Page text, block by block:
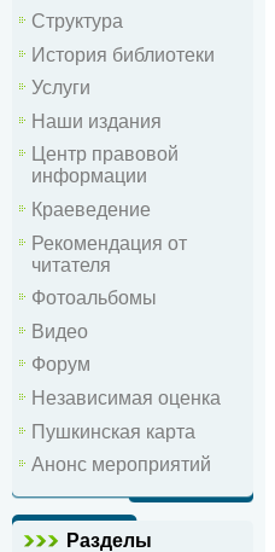
Структура
История библиотеки
Услуги
Наши издания
Центр правовой
информации
Краеведение
Рекомендация от
читателя
Фотоальбомы
Видео
Форум
Независимая оценка
Пушкинская карта
Анонс мероприятий
Разделы